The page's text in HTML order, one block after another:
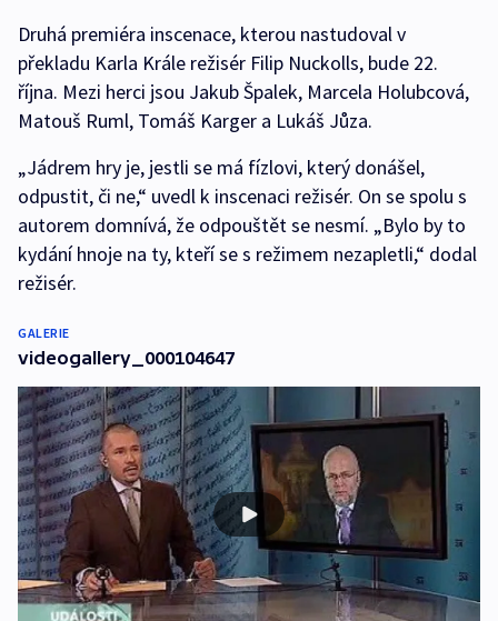
Druhá premiéra inscenace, kterou nastudoval v
překladu Karla Krále režisér Filip Nuckolls, bude 22.
října. Mezi herci jsou Jakub Špalek, Marcela Holubcová,
Matouš Ruml, Tomáš Karger a Lukáš Jůza.
„Jádrem hry je, jestli se má fízlovi, který donášel,
odpustit, či ne,“ uvedl k inscenaci režisér. On se spolu s
autorem domnívá, že odpouštět se nesmí. „Bylo by to
kydání hnoje na ty, kteří se s režimem nezapletli,“ dodal
režisér.
GALERIE
videogallery_000104647